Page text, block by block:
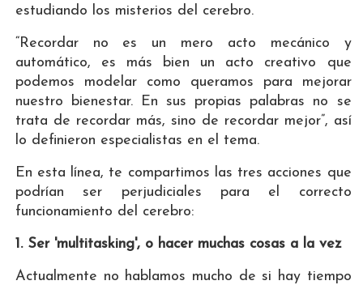
estudiando los misterios del cerebro.
“Recordar no es un mero acto mecánico y
automático, es más bien un acto creativo que
podemos modelar como queramos para mejorar
nuestro bienestar. En sus propias palabras no se
trata de recordar más, sino de recordar mejor”, así
lo definieron especialistas en el tema.
En esta línea, te compartimos las tres acciones que
podrían ser perjudiciales para el correcto
funcionamiento del cerebro:
1. Ser 'multitasking', o hacer muchas cosas a la vez
Actualmente no hablamos mucho de si hay tiempo